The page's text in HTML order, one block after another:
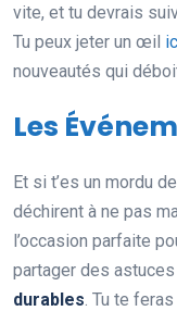
vite, et tu devrais
Tu peux jeter un œil
nouveautés qui
Les
Et si t’es un mordu
déchirent à ne pas
l’occasion parfaite
partager des
durables. Tu te